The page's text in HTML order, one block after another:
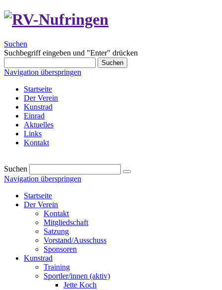
Suchen
Suchbegriff eingeben und "Enter" drücken
Suchen
Navigation überspringen
Startseite
Der Verein
Kunstrad
Einrad
Aktuelles
Links
Kontakt
Suchen
Navigation überspringen
Startseite
Der Verein
Kontakt
Mitgliedschaft
Satzung
Vorstand/Ausschuss
Sponsoren
Kunstrad
Training
Sportler/innen (aktiv)
Jette Koch